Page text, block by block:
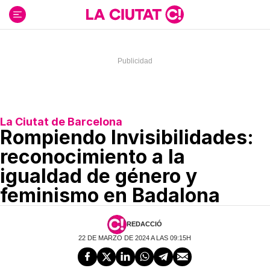
contenido
La Ciutat de Barcelona
Rompiendo Invisibilidades:
reconocimiento a la
igualdad de género y
feminismo en Badalona
REDACCIÓ
22 DE MARZO DE 2024 A LAS 09:15H